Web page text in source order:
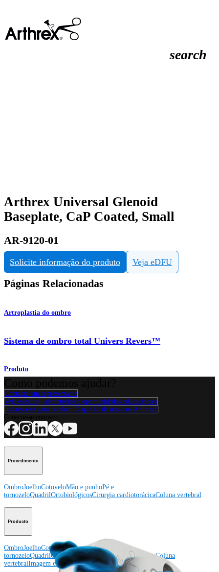
search
Arthrex Universal Glenoid
Baseplate, CaP Coated, Small
AR-9120-01
Solicite informação do produto Veja eDFU
Páginas Relacionadas
Artroplastia do ombro
Sistema de ombro total Univers Revers™
Produto
Contacte um representante
Veja eventos, laboratórios e oportunidades educacionais
Inscreva-se para receber: O que há de novo na Arthrex?
Procedimento
OmbroJoelhoCotoveloMão e punhoPé e
tornozeloQuadrilOrtobiológicosCirurgia cardiotorácicaColuna vertebral
Producto
OmbroJoelhoCotoveloMão e punhoPé e
tornozeloQuadrilOrtobiológicosCirurgia cardiotorácicaColuna
vertebralImagem e ressecção